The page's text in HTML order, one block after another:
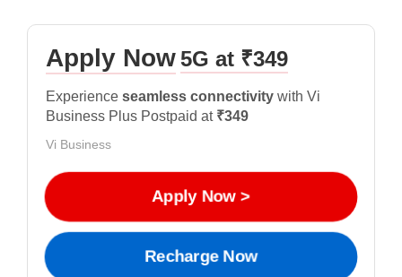
Apply Now5G at ₹349
Experience seamless connectivity with Vi
Business Plus Postpaid at ₹349
Vi Business
Apply Now >
Recharge Now